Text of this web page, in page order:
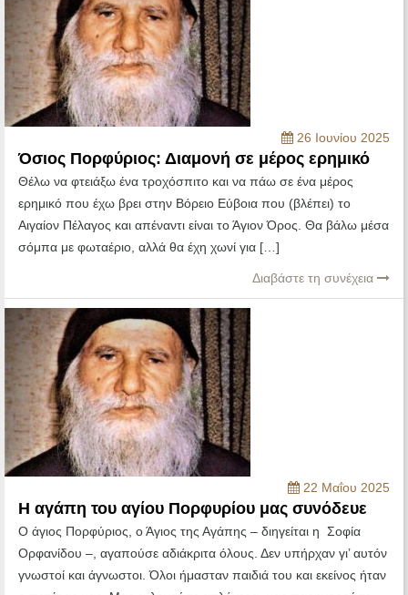
26 Ιουνίου 2025
Όσιος Πορφύριος: Διαμονή σε μέρος ερημικό
Θέλω να φτειάξω ένα τροχόσπιτο και να πάω σε ένα μέρος
ερημικό που έχω βρει στην Βόρειο Εύβοια που (βλέπει) το
Αιγαίον Πέλαγος και απέναντι είναι το Άγιον Όρος. Θα βάλω μέσα
σόμπα με φωταέριο, αλλά θα έχη χωνί για […]
Διαβάστε τη συνέχεια
22 Μαΐου 2025
Η αγάπη του αγίου Πορφυρίου μας συνόδευε
Ο άγιος Πορφύριος, ο Άγιος της Αγάπης – διηγείται η Σοφία
Ορφανίδου –, αγαπούσε αδιάκριτα όλους. Δεν υπήρχαν γι’ αυτόν
γνωστοί και άγνωστοι. Όλοι ήμασταν παιδιά του και εκείνος ήταν